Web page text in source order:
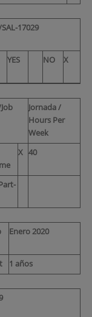
SAL-17029
YES NO X
Jornada /
Hours Per
Week
X 40
Enero 2020
1 años